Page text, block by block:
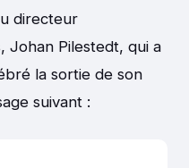
directeur
Johan Pilestedt, qui a
la sortie de son
suivant :